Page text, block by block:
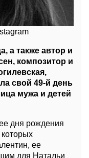
а также автор и
композитор и
свой 49-й день
мужа и детей
дня рождения
ее
для Натальи